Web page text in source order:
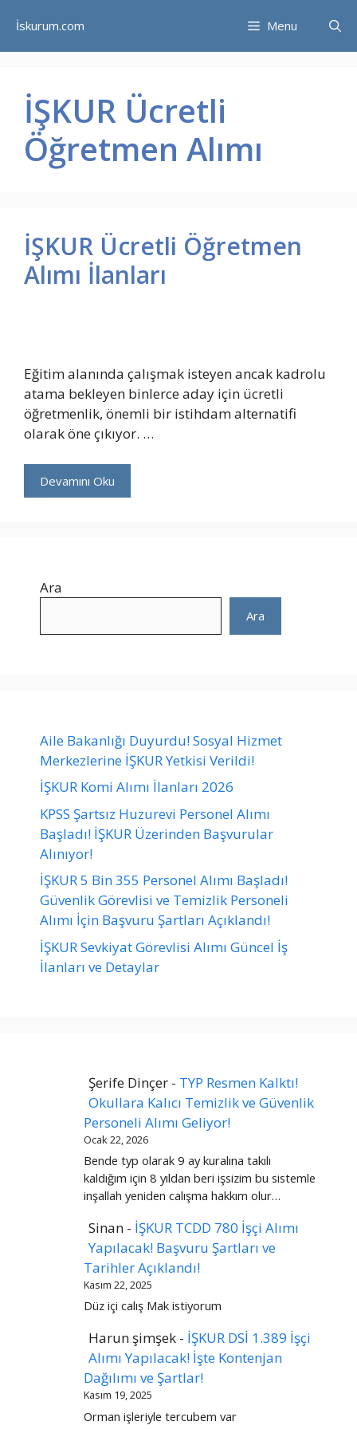
atlaİskurum.com Menu
İŞKUR Ücretli
Öğretmen Alımı
İŞKUR Ücretli Öğretmen
Alımı İlanları
Eğitim alanında çalışmak isteyen ancak kadrolu
atama bekleyen binlerce aday için ücretli
öğretmenlik, önemli bir istihdam alternatifi
olarak öne çıkıyor. …
Devamını Oku
Ara
Ara
Aile Bakanlığı Duyurdu! Sosyal Hizmet
Merkezlerine İŞKUR Yetkisi Verildi!
İŞKUR Komi Alımı İlanları 2026
KPSS Şartsız Huzurevi Personel Alımı
Başladı! İŞKUR Üzerinden Başvurular
Alınıyor!
İŞKUR 5 Bin 355 Personel Alımı Başladı!
Güvenlik Görevlisi ve Temizlik Personeli
Alımı İçin Başvuru Şartları Açıklandı!
İŞKUR Sevkiyat Görevlisi Alımı Güncel İş
İlanları ve Detaylar
Şerife Dinçer- TYP Resmen Kalktı!
Okullara Kalıcı Temizlik ve Güvenlik
Personeli Alımı Geliyor!
Ocak 22, 2026
Bende typ olarak 9 ay kuralına takılı
kaldığım için 8 yıldan beri işsizim bu sistemle
inşallah yeniden calışma hakkım olur…
Sinan- İŞKUR TCDD 780 İşçi Alımı
Yapılacak! Başvuru Şartları ve
Tarihler Açıklandı!
Kasım 22, 2025
Düz içi calış Mak istiyorum
Harun şimşek- İŞKUR DSİ 1.389 İşçi
Alımı Yapılacak! İşte Kontenjan
Dağılımı ve Şartlar!
Kasım 19, 2025
Orman işleriyle tercubem var